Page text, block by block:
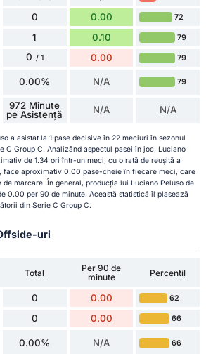
0 0.00 72
1 0.10 79
0 / 1 0.00 79
0.00% N/A 79
972 Minute
pe Asistență
N/A N/A
a asistat la 1 pase decisive în 22 meciuri în sezonul
C Group C. Analizând aspectul pasei în joc, Luciano
de 1.34 ori într-un meci, cu o rată de reușită a
face aproximativ 0.00 pase-cheie în fiecare meci, care
marcare. În general, producția lui Luciano Peluso de
0.00 per 90 de minute. Această statistică îl plasează
din Serie C Group C.
uri
Total
Per 90 de
minute
Percentil
0 0.00 62
0 0.00 66
0.00% N/A 66